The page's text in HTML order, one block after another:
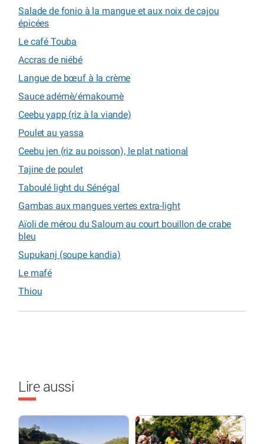
Salade de fonio à la mangue et aux noix de cajou
épicées
Le café Touba
Accras de niébé
Langue de bœuf à la crème
Sauce adémè/émakoumè
Ceebu yapp (riz à la viande)
Poulet au yassa
Ceebu jen (riz au poisson), le plat national
Tajine de poulet
Taboulé light du Sénégal
Gambas aux mangues vertes extra-light
Aïoli de mérou du Saloum au court bouillon de crabe
bleu
Supukanj (soupe kandia)
Le mafé
Thiou
Lire aussi